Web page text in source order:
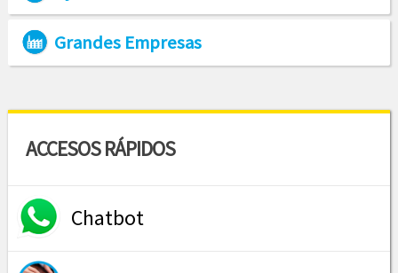
Grandes Empresas
ACCESOS RÁPIDOS
Chatbot